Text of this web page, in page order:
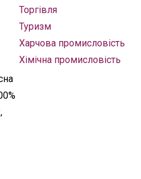
Торгівля
Туризм
Харчова промисловість
Хімічна промисловість